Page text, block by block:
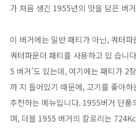
가 처음 생긴 1955년의 맛을 담은 버
이 버거에는 일반 패티가 아닌, 쿼터
쿼터파운더 패티를 사용하고 있 습니
5 버거’도 있는데, 여기에는 패티가 2
까 지 들어있기 때문에, 고기를 좋아
추천하는 메뉴입니다. 1955버거 단
며, 더블 1955 버거의 칼로리는